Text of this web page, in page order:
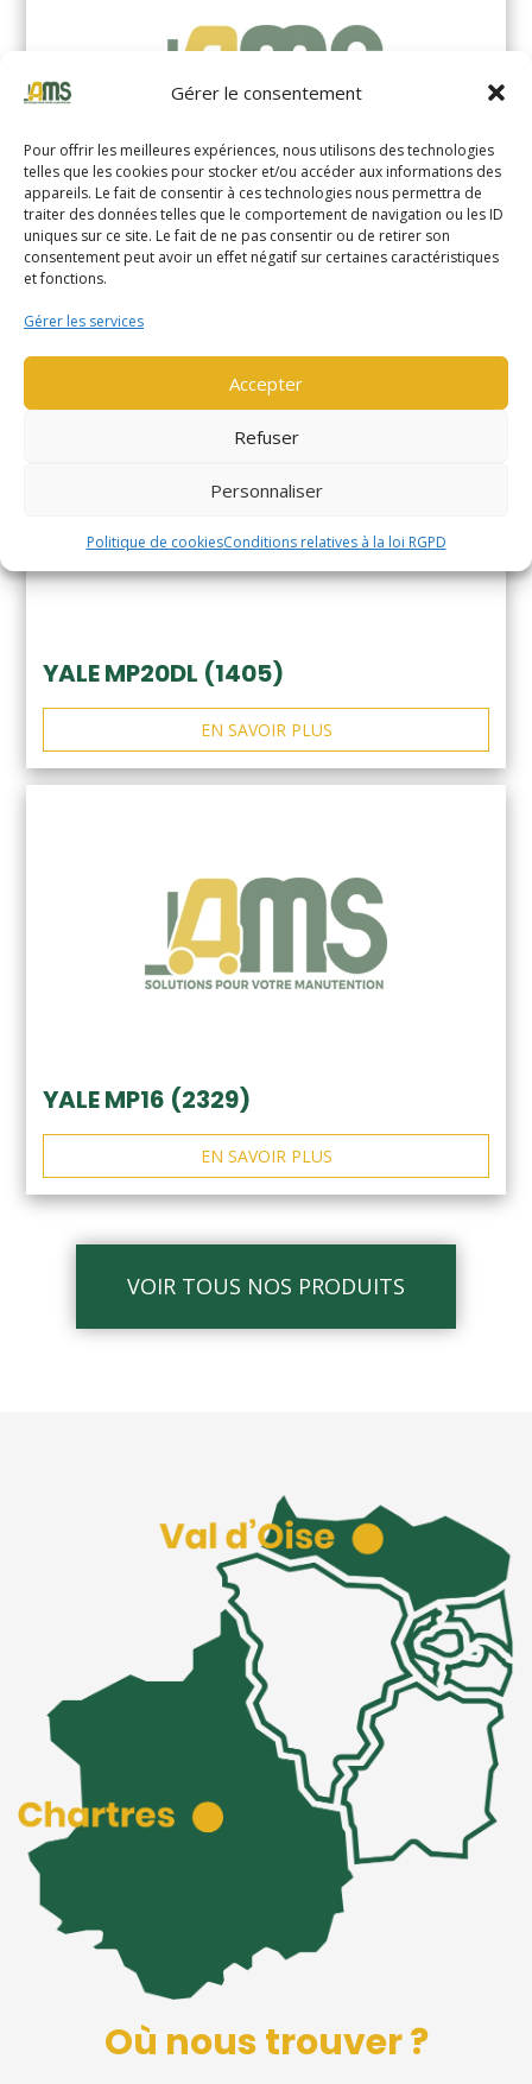
Gérer le consentement
Pour offrir les meilleures expériences, nous utilisons des technologies
telles que les cookies pour stocker et/ou accéder aux informations des
appareils. Le fait de consentir à ces technologies nous permettra de
traiter des données telles que le comportement de navigation ou les ID
uniques sur ce site. Le fait de ne pas consentir ou de retirer son
consentement peut avoir un effet négatif sur certaines caractéristiques
et fonctions.
Gérer les services
Accepter
Refuser
Personnaliser
Politique de cookiesConditions relatives à la loi RGPD
YALE MS14XIL (2510)
YALE MP20DL (1405)
EN SAVOIR PLUS
YALE MP16 (2329)
EN SAVOIR PLUS
VOIR TOUS NOS PRODUITS
Où nous trouver ?